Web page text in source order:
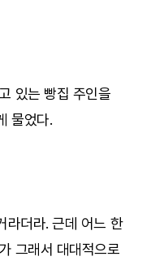
있는 빵집 주인을
물었다.
라더라. 근데 어느 한
그래서 대대적으로